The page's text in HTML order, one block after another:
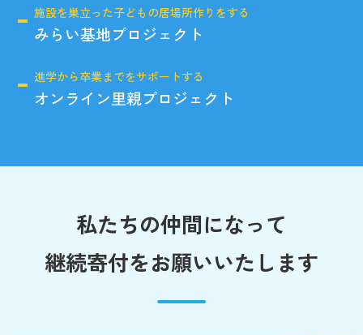
施設を巣立った子どもの居場所作りをする
みらい基地プロジェクト
進学から卒業までをサポートする
オンライン里親プロジェクト
私たちの仲間になって
継続寄付をお願いいたします